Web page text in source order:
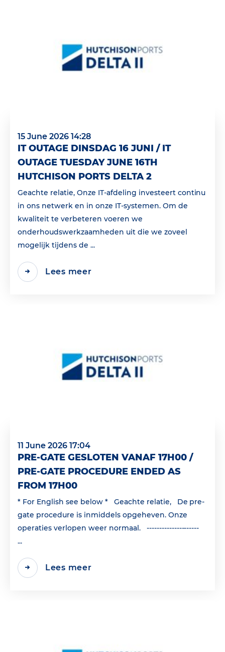
15 June 2026 14:28
IT OUTAGE DINSDAG 16 JUNI / IT
OUTAGE TUESDAY JUNE 16TH
HUTCHISON PORTS DELTA 2
Geachte relatie, Onze IT-afdeling investeert continu
in ons netwerk en in onze IT-systemen. Om de
kwaliteit te verbeteren voeren we
onderhoudswerkzaamheden uit die we zoveel
mogelijk tijdens de ...
Lees meer
11 June 2026 17:04
PRE-GATE GESLOTEN VANAF 17H00 /
PRE-GATE PROCEDURE ENDED AS
FROM 17H00
* For English see below * Geachte relatie, De pre-
gate procedure is inmiddels opgeheven. Onze
operaties verlopen weer normaal. ---------------------
...
Lees meer